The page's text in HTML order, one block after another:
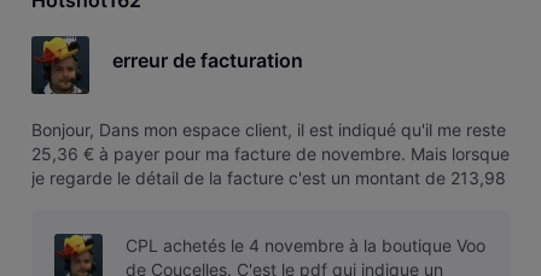
erreur de facturation
Bonjour, Dans mon espace client, il est indiqué qu'il me reste
25,36 € à payer pour ma facture de novembre. Mais lorsque
je regarde le détail de la facture c'est un montant de 213,98
CPL achetés le 4 novembre à la boutique Voo
de Coucelles. C'est le pdf qui indique un